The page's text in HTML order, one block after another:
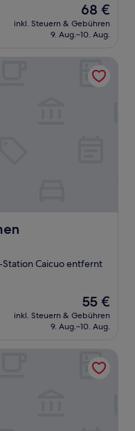
Der
Preis
beträgt
68 €
inkl. Steuern & Gebühren
9. Aug.–10. Aug.
Station Caicuo entfernt
Der
Preis
beträgt
55 €
inkl. Steuern & Gebühren
9. Aug.–10. Aug.